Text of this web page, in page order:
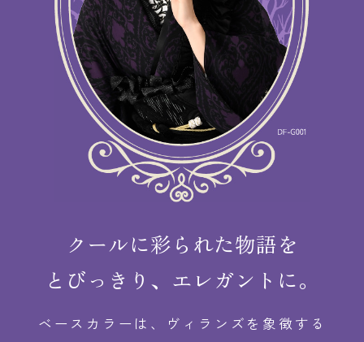
クールに彩られた物語を
とびっきり、エレガントに。
ベースカラーは、ヴィランズを象徴する